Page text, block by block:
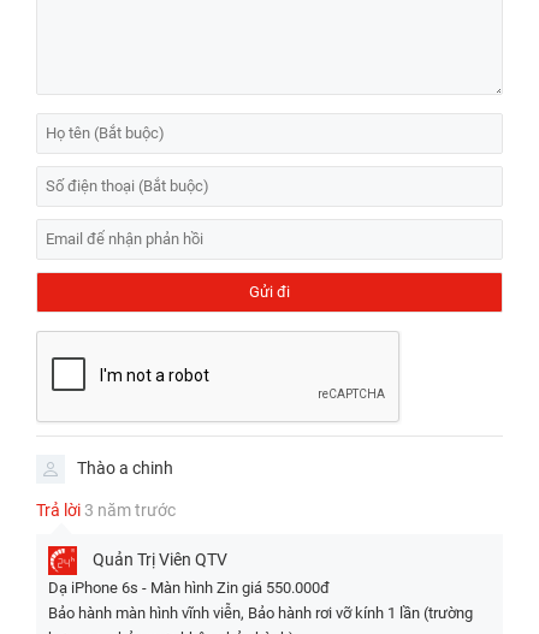
Thay màn hình iPhone 6s khi xuất hiện các sọc màn hình. Một số
sọc dọc hoặc sọc ngang khiến chất lượng hình ảnh giảm sút.
Sửa không cảm biến xoay iPhone 12 Pro
Xem thêm: Tìm
hãngvới chất lượng đảm bảo.
điện thoạihoặc linh kiện điện tử laptop có thể liên hệ với Bệnh Viện
Điện Thoại, Laptop 24h . Chúng tôi sẵn sàng hỗ trợ và tư vấn qua
hotline: 1900.0213
Thào a chinh
Trả lời 3 năm trước
Quản Trị Viên QTV
Dạ iPhone 6s - Màn hình Zin giá 550.000đ
Bảo hành màn hình vĩnh viễn, Bảo hành rơi vỡ kính 1 lần (trường